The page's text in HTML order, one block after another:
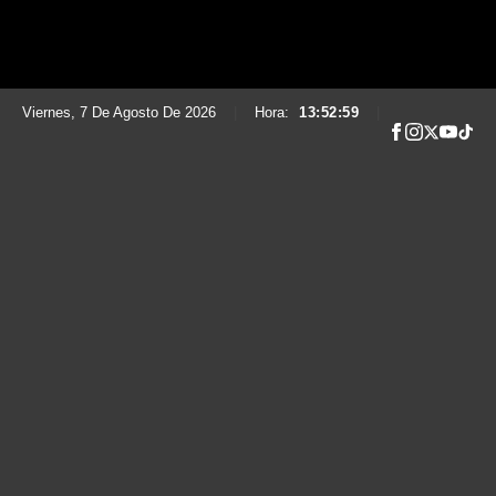
Viernes, 7 De Agosto De 2026 Hora: 13:53:00